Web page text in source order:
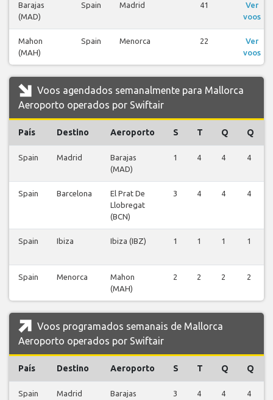
Barajas
(MAD)
Spain Madrid 41
Ver
voos
Mahon
(MAH)
Spain Menorca 22
Ver
voos
Voos agendados semanalmente para Mallorca
Aeroporto operados por Swiftair
País Destino Aeroporto S T Q Q
Spain Madrid
Barajas
(MAD)
1 4 4 4
Spain Barcelona
El Prat De
Llobregat
(BCN)
3 4 4 4
Spain Ibiza Ibiza (IBZ) 1 1 1 1
Spain Menorca
Mahon
(MAH)
2 2 2 2
Voos programados semanais de Mallorca
Aeroporto operados por Swiftair
País Destino Aeroporto S T Q Q
Spain Madrid
Barajas
3 4 4 4